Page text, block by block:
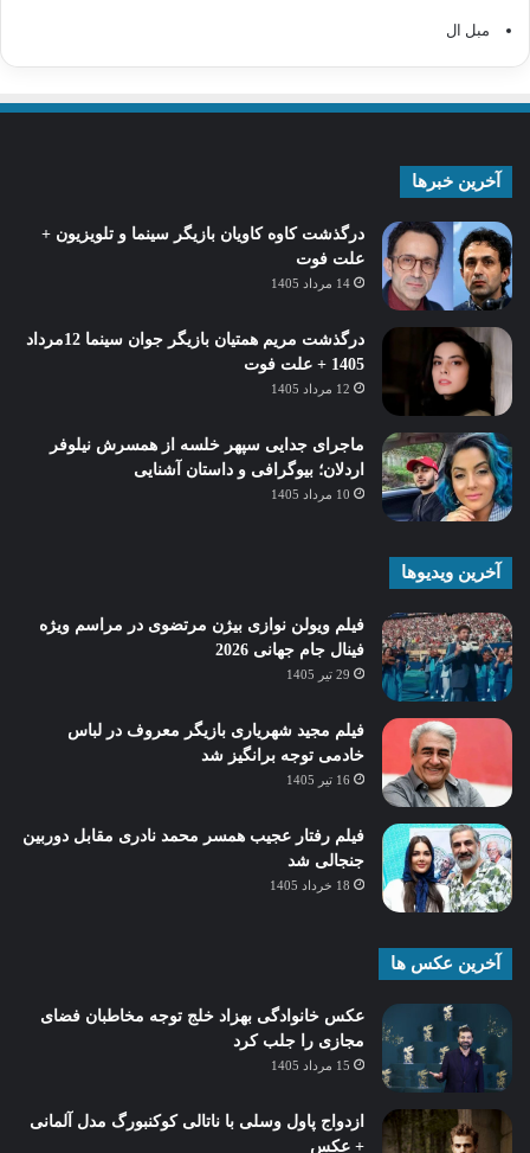
مبل ال
آخرین خبرها
درگذشت کاوه کاویان بازیگر سینما و تلویزیون +
علت فوت
14 مرداد 1405
درگذشت مریم همتیان بازیگر جوان سینما 12مرداد
1405 + علت فوت
12 مرداد 1405
ماجرای جدایی سپهر خلسه از همسرش نیلوفر
اردلان؛ بیوگرافی و داستان آشنایی
10 مرداد 1405
آخرین ویدیوها
فیلم ویولن نوازی بیژن مرتضوی در مراسم ویژه
فینال جام جهانی 2026
29 تیر 1405
فیلم مجید شهریاری بازیگر معروف در لباس
خادمی توجه برانگیز شد
16 تیر 1405
فیلم رفتار عجیب همسر محمد نادری مقابل دوربین
جنجالی شد
18 خرداد 1405
آخرین عکس ها
عکس خانوادگی بهزاد خلج توجه مخاطبان فضای
مجازی را جلب کرد
15 مرداد 1405
ازدواج پاول وسلی با ناتالی کوکنبورگ مدل آلمانی
+ عکس